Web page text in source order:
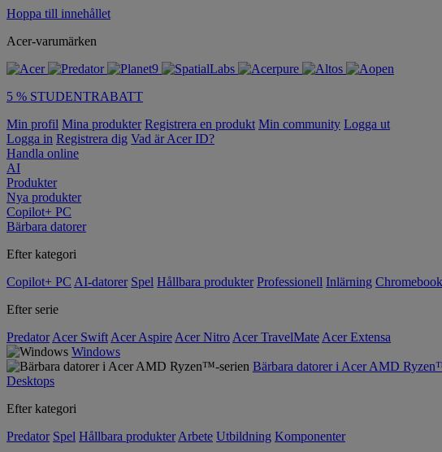
Hoppa till innehållet
Acer-varumärken
5 % STUDENTRABATT
Min profil Mina produkter Registrera en produkt Min community Logga ut
Logga in Registrera dig Vad är Acer ID?
Handla online
AI
Produkter
Nya produkter
Copilot+ PC
Bärbara datorer
Efter kategori
Copilot+ PC AI-datorer Spel Hållbara produkter Professionell Inlärning
Efter serie
Predator Acer Swift Acer Aspire Acer Nitro Acer TravelMate Acer Extensa
Windows
Bärbara datorer i Acer AMD
Desktops
Efter kategori
Predator Spel Hållbara produkter Arbete Utbildning Komponenter